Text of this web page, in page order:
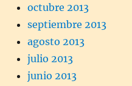
octubre 2013
septiembre 2013
agosto 2013
julio 2013
junio 2013